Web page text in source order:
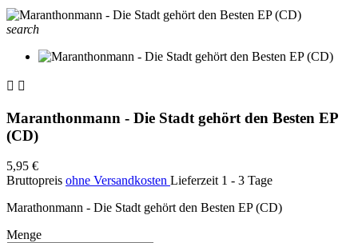
search
 
Maranthonmann - Die Stadt gehört den Besten EP
(CD)
5,95 €
Bruttopreis ohne Versandkosten Lieferzeit 1 - 3 Tage
Marathonmann - Die Stadt gehört den Besten EP (CD)
Menge